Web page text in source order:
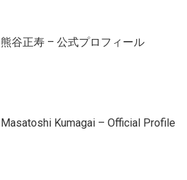
熊谷正寿 – 公式プロフィール
Masatoshi Kumagai – Official Profile